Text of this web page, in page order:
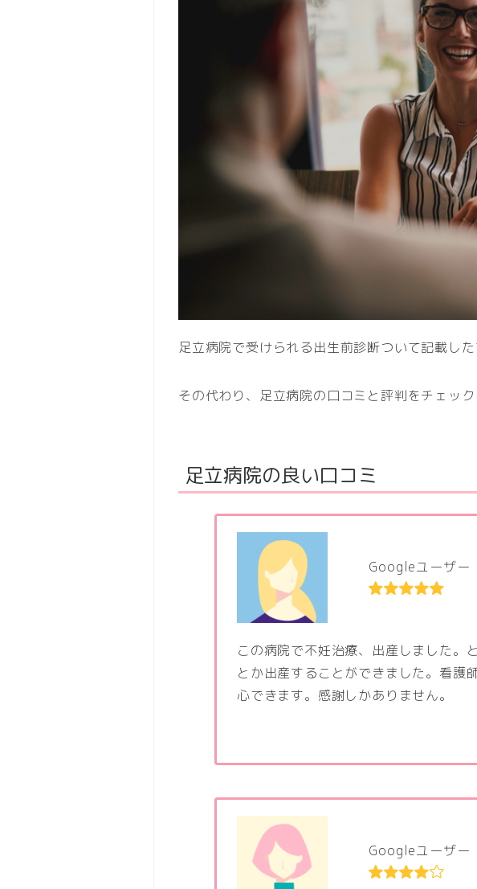
足立病院で受けられる出生前診断ついて記載し
その代わり、足立病院の口コミと評判をチェック
足立病院の良い口コミ
Googleユーザー
この病院で不妊治療、出産しました。
とか出産することができました。看護
心できます。感謝しかありません。
Googleユーザー